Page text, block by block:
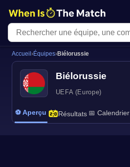
Accueil ›Équipes›Biélorussie
Biélorussie
UEFA (Europe)
⚽ Aperçu Résultats 📅 Calendrier